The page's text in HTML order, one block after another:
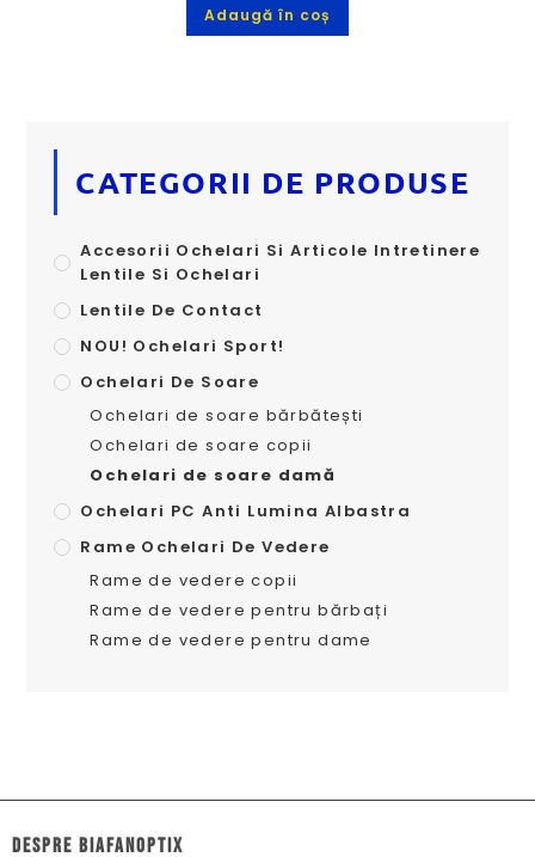
Adaugă în coș
CATEGORII DE PRODUSE
Accesorii Ochelari Si Articole Intretinere
Lentile Si Ochelari
Lentile De Contact
NOU! Ochelari Sport!
Ochelari De Soare
Ochelari de soare bărbătești
Ochelari de soare copii
Ochelari de soare damă
Ochelari PC Anti Lumina Albastra
Rame Ochelari De Vedere
Rame de vedere copii
Rame de vedere pentru bărbați
Rame de vedere pentru dame
dESPRE biafanoptix